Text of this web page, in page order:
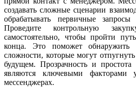
создавать сложные сценарии
обрабатывать первичные запросы
Проведите контрольную
самостоятельно, чтобы пройти
конца. Это поможет обнаружить
сложности, которые могут
будущем. Прозрачность и простота
являются ключевыми факторами
мессенджерах.